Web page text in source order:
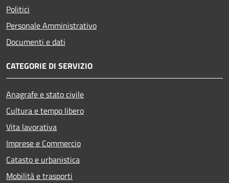
Politici
Personale Amministrativo
Documenti e dati
CATEGORIE DI SERVIZIO
Anagrafe e stato civile
Cultura e tempo libero
Vita lavorativa
Imprese e Commercio
Catasto e urbanistica
Mobilità e trasporti